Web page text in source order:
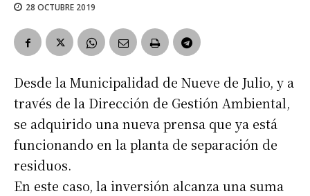
28 OCTUBRE 2019
Desde la Municipalidad de Nueve de Julio, y a
través de la Dirección de Gestión Ambiental,
se adquirido una nueva prensa que ya está
funcionando en la planta de separación de
residuos.
En este caso, la inversión alcanza una suma